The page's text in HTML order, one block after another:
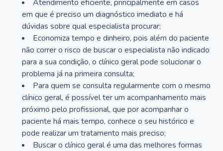
Atendimento eficiente, principalmente em casos
em que é preciso um diagnóstico imediato e há
dúvidas sobre qual especialista procurar;
Economiza tempo e dinheiro, pois além do paciente
não correr o risco de buscar o especialista não indicado
para a sua condição, o clínico geral pode solucionar o
problema já na primeira consulta;
Para quem se consulta regularmente com o mesmo
clínico geral, é possível ter um acompanhamento mais
próximo pelo profissional, que por acompanhar o
paciente há mais tempo, conhece o seu histórico e
pode realizar um tratamento mais preciso;
Buscar o clínico geral é uma das melhores formas